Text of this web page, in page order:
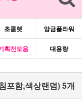
초콜렛 앙금플라워
획전모음 대용량
포함,색상랜덤) 5개